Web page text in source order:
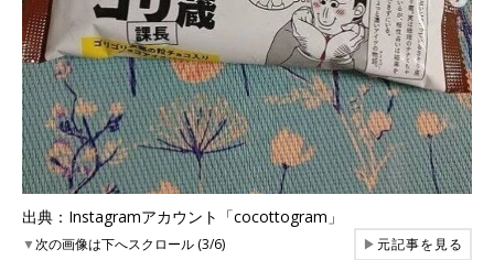
出典：Instagramアカウント「cocottogram」
▼次の画像は下へスクロール (3/6) ▶元記事を見る